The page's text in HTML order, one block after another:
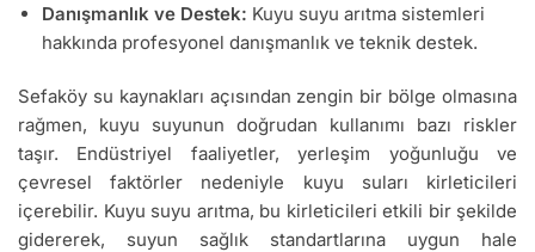
Danışmanlık ve Destek: Kuyu suyu arıtma sistemleri
hakkında profesyonel danışmanlık ve teknik destek.
Sefaköy su kaynakları açısından zengin bir bölge olmasına
rağmen, kuyu suyunun doğrudan kullanımı bazı riskler
taşır. Endüstriyel faaliyetler, yerleşim yoğunluğu ve
çevresel faktörler nedeniyle kuyu suları kirleticileri
içerebilir. Kuyu suyu arıtma, bu kirleticileri etkili bir şekilde
gidererek, suyun sağlık standartlarına uygun hale